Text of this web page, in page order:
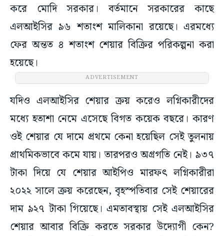
করে মোদি সরকার। বর্তমানে সরকারের কাছে
এলআইসির ৯৬ শতাংশ মালিকানা রয়েছে। এরমধ্যে
ফের অন্তত ৪ শতাংশ শেয়ার বিক্রির পরিকল্পনা করা
হয়েছে।
ADVERTISEMENT
যদিও এলআইসির শেয়ার ক্রয় করেও লগ্নিকারীদের
মধ্যে হতাশা নেমে এসেছে বিগত কয়েক বছরে। কারণ
ওই শেয়ার যে দামে প্রথমে কেনা হয়েছিল সেই তুলনায়
প্রাথমিকভাবে কমে যায়। তারপরও অগ্রগতি নেই। ৯৩৭
টাকা দিয়ে যে শেয়ার আইপিও মারফৎ লগ্নিকারীরা
২০২২ সালে ক্রয় করেছেন, বৃহস্পতিবার সেই শেয়ারের
দাম ৯২৭ টাকা গিয়েছে। এমতাবস্থায় সেই এলআইসির
শেয়ার আবার বিক্রি করতে সরকার উদ্যোগী কেন?